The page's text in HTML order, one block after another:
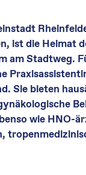
ist die Heimat
am Stadtweg.
Sie bieten
wie HNO-